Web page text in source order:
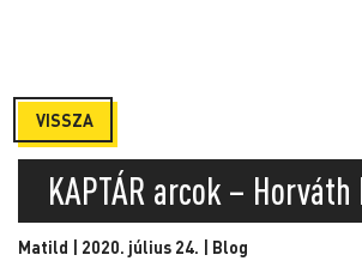
VISSZA
KAPTÁR arcok –
Matild | 2020. július 24. | Blog